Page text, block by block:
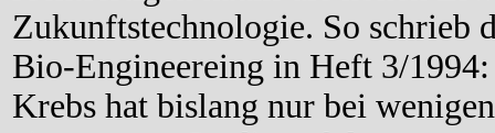
Zukunftstechnologie. So schrieb
Bio-Engineereing in Heft 3/
Krebs hat bislang nur bei